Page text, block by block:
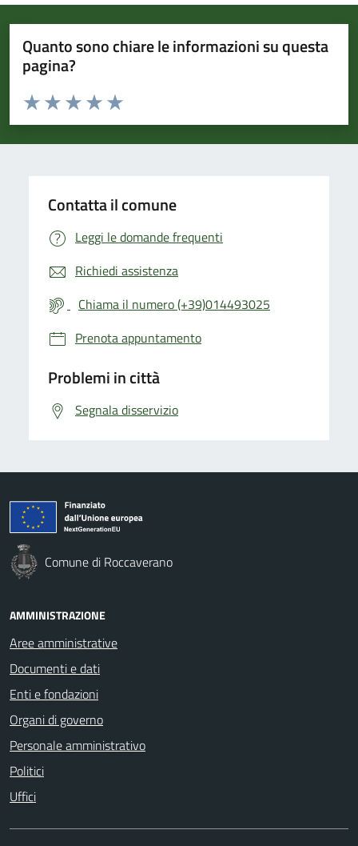
Quanto sono chiare le informazioni su questa
pagina?
Valuta da 1 a 5 stelle la pagina
Valuta 5 stelle su 5
Valuta 4 stelle su 5
Valuta 3 stelle su 5
Valuta 2 stelle su 5
Valuta 1 stelle su 5
Contatta il comune
Leggi le domande frequenti
Richiedi assistenza
Chiama il numero (+39)014493025
Prenota appuntamento
Problemi in città
Segnala disservizio
Comune di Roccaverano
AMMINISTRAZIONE
Aree amministrative
Documenti e dati
Enti e fondazioni
Organi di governo
Personale amministrativo
Politici
Uffici